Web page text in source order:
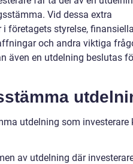
Vid dessa extra
företagets styrelse,
och andra viktiga
även en utdelning beslutas
utdelning som investerare
av utdelning där